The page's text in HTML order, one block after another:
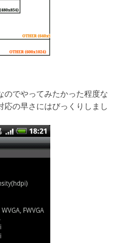
のでやってみたかった程度な
応の早さにはびっくりしまし